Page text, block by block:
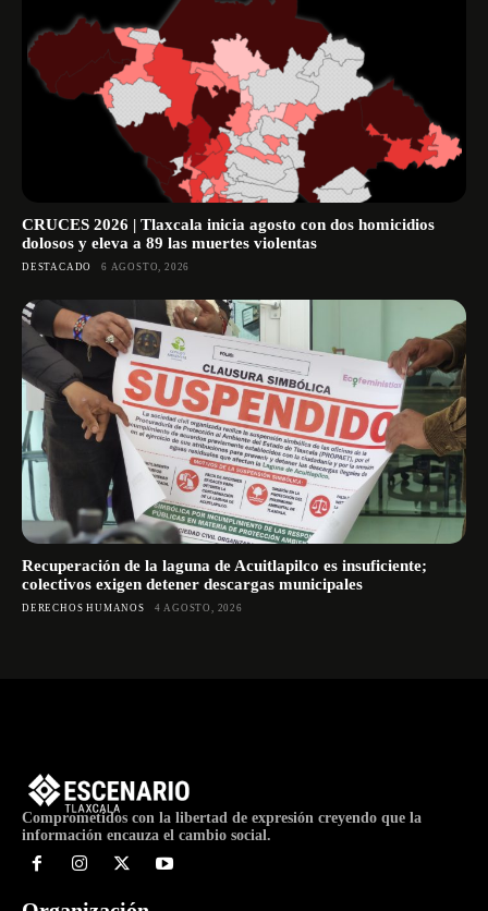
CRUCES 2026 | Tlaxcala inicia agosto con dos homicidios
dolosos y eleva a 89 las muertes violentas
DESTACADO 6 AGOSTO, 2026
Recuperación de la laguna de Acuitlapilco es insuficiente;
colectivos exigen detener descargas municipales
DERECHOS HUMANOS 4 AGOSTO, 2026
Comprometidos con la libertad de expresión creyendo que la
información encauza el cambio social.